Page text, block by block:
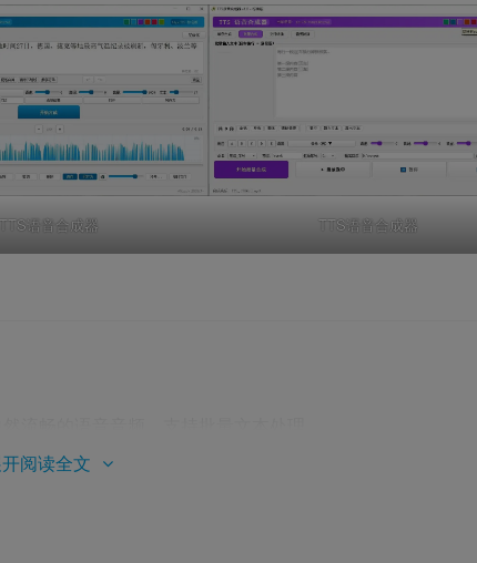
TTS语音合成器 TTS语音合成器
提供多种高质量音色，覆盖不同性别、年龄和风格。
阅读全文